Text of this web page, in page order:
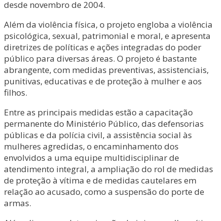
desde novembro de 2004.
Além da violência física, o projeto engloba a violência
psicológica, sexual, patrimonial e moral, e apresenta
diretrizes de políticas e ações integradas do poder
público para diversas áreas. O projeto é bastante
abrangente, com medidas preventivas, assistenciais,
punitivas, educativas e de proteção à mulher e aos
filhos.
Entre as principais medidas estão a capacitação
permanente do Ministério Público, das defensorias
públicas e da polícia civil, a assistência social às
mulheres agredidas, o encaminhamento dos
envolvidos a uma equipe multidisciplinar de
atendimento integral, a ampliação do rol de medidas
de proteção à vítima e de medidas cautelares em
relação ao acusado, como a suspensão do porte de
armas.